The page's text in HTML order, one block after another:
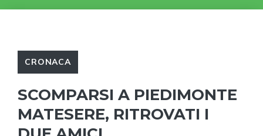
CRONACA
SCOMPARSI A PIEDIMONTE
MATESERE, RITROVATI I